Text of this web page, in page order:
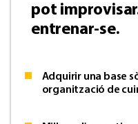
pot
entrenar-se.
Adquirir una base
organització de